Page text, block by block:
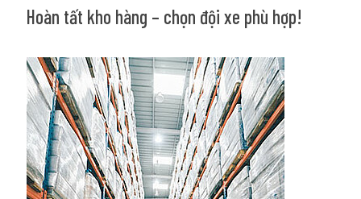
Hoàn tất kho hàng – chọn đội xe phù hợp!